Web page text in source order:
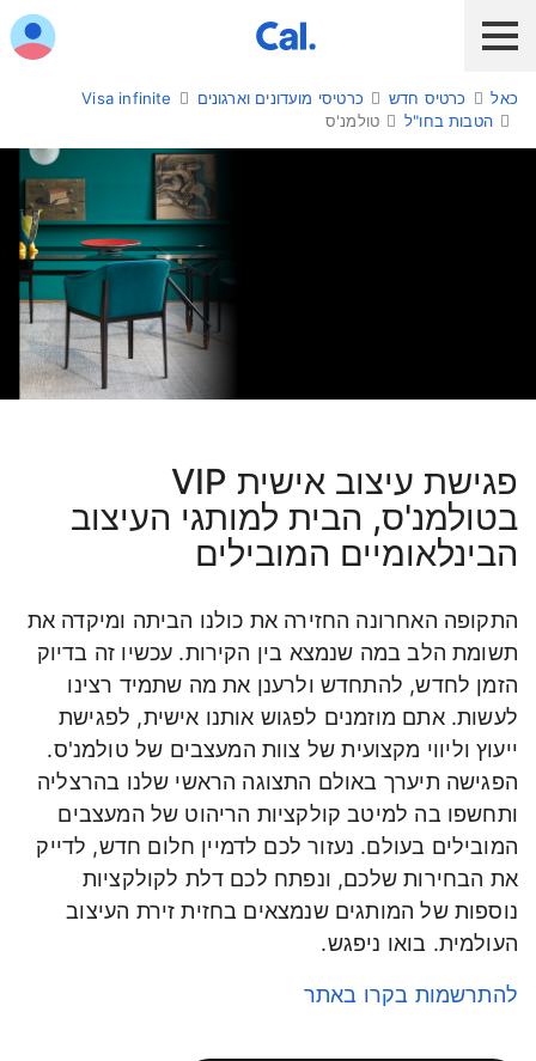
לקוח כאל לקוח Diners Club כאל לעסקים
שירות אונליין
תשלום בנייד
כאל בשבילך
כאל כרטיס חדש כרטיסי מועדונים וארגונים
Visa infinite
הטבות בחו"ל
טולמנ'ס
עיצוב אישית
פגישת עיצוב אישית VIP
בטולמנ'ס, הבית למותגי העיצוב
הבינלאומיים המובילים
התקופה האחרונה החזירה את כולנו הביתה ומיקדה את
תשומת הלב במה שנמצא בין הקירות. עכשיו זה בדיוק
הזמן לחדש, להתחדש ולרענן את מה שתמיד רצינו
לעשות. אתם מוזמנים לפגוש אותנו אישית, לפגישת
ייעוץ וליווי מקצועית של צוות המעצבים של טולמנ'ס.
הפגישה תיערך באולם התצוגה הראשי שלנו בהרצליה
ותחשפו בה למיטב קולקציות הריהוט של המעצבים
המובילים בעולם. נעזור לכם לדמיין חלום חדש, לדייק
את הבחירות שלכם, ונפתח לכם דלת לקולקציות
נוספות של המותגים שנמצאים בחזית זירת העיצוב
העולמית. בואו ניפגש.
להתרשמות בקרו באתר